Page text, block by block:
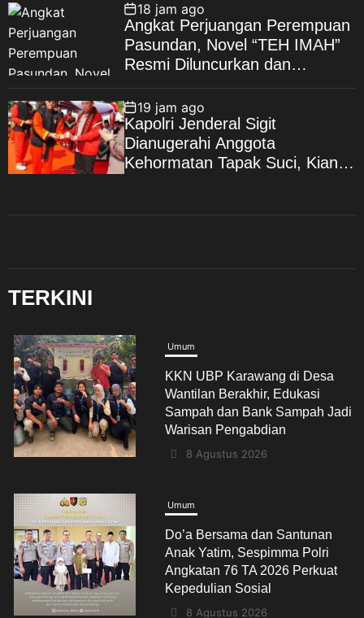
18 jam ago
Angkat Perjuangan Perempuan
Pasundan, Novel “TEH IMAH”
Resmi Diluncurkan dan
Lebar
19 jam ago
Kapolri Jenderal Sigit
Dianugerahi Anggota
Kehormatan Tapak Suci, Kian
TERKINI
Umum
Do’a Bersama dan Santunan
Anak Yatim, Sespimma Polri
Angkatan 76 TA 2026 Perkuat
Kepedulian Sosial
8 Agustus 2026
Jabodetabek
Angkat Perjuangan Perempuan
Pasundan, Novel “TEH IMAH”
Resmi Diluncurkan dan
Diharapkan Tembus Layar Lebar
8 Agustus 2026